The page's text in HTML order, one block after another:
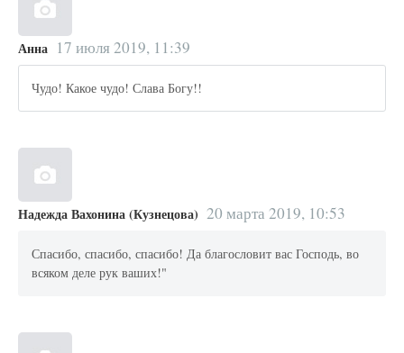
Анна 17 июля 2019, 11:39
Чудо! Какое чудо! Слава Богу!!
Надежда Вахонина (Кузнецова) 20 марта 2019, 10:53
Спасибо, спасибо, спасибо! Да благословит вас Господь, во
всяком деле рук ваших!"